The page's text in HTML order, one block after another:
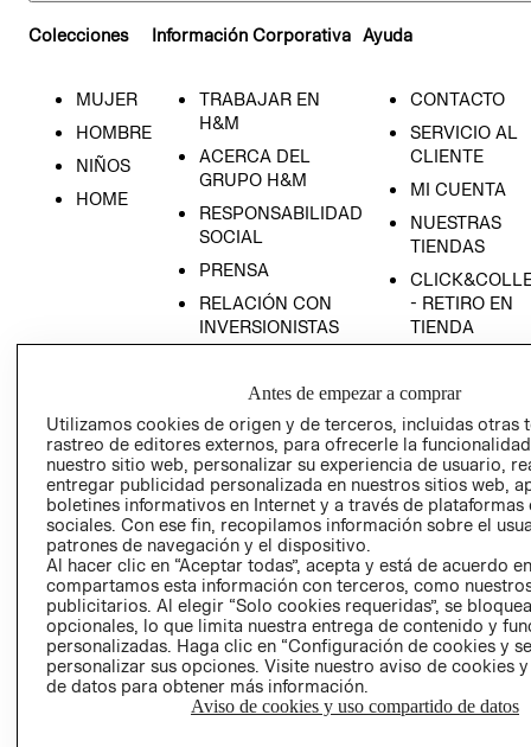
Colecciones
MUJER
HOMBRE
NIÑOS
HOME
Información Corporativa
TRABAJAR EN
H&M
ACERCA DEL
GRUPO H&M
RESPONSABILIDAD
SOCIAL
PRENSA
RELACIÓN CON
INVERSIONISTAS
EMPRESARIAL
Ayuda
CONTACTO
SERVICIO AL
CLIENTE
MI CUENTA
NUESTRAS
TIENDAS
- RETIRO EN
TIENDA
AVISO DE
PRIVACIDAD
GIFT CARD
AVISO DE
COOKIES
Uruguay ($U)
Antes de empezar a comprar
Utilizamos cookies de origen y de terceros, incluidas otras
rastreo de editores externos, para ofrecerle la
nuestro sitio web, personalizar su experiencia de usuario,
entregar publicidad personalizada en nuestros sitios web,
boletines informativos en Internet y a través de plataformas
sociales. Con ese fin, recopilamos información sobre el
patrones de navegación y el dispositivo.
Al hacer clic en “Aceptar todas”, acepta y está de acuerdo
compartamos esta información con terceros, como
publicitarios. Al elegir “Solo cookies requeridas”, se
opcionales, lo que limita nuestra entrega de contenido y
personalizadas. Haga clic en “Configuración de cookies y
personalizar sus opciones. Visite nuestro aviso de cookies
de datos para obtener más información.
Aviso de cookies y uso compartido de datos